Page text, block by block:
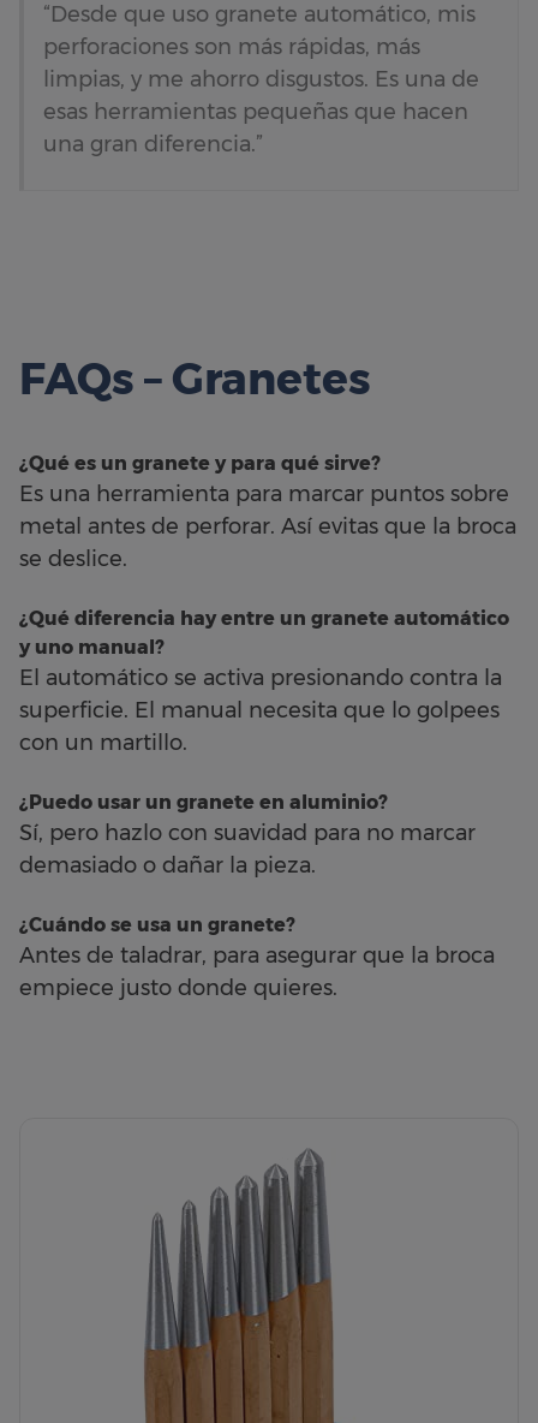
“Desde que uso granete automático, mis
perforaciones son más rápidas, más
limpias, y me ahorro disgustos. Es una de
esas herramientas pequeñas que hacen
una gran diferencia.”
FAQs – Granetes
¿Qué es un granete y para qué sirve?
Es una herramienta para marcar puntos sobre
metal antes de perforar. Así evitas que la broca
se deslice.
¿Qué diferencia hay entre un granete automático
y uno manual?
El automático se activa presionando contra la
superficie. El manual necesita que lo golpees
con un martillo.
¿Puedo usar un granete en aluminio?
Sí, pero hazlo con suavidad para no marcar
demasiado o dañar la pieza.
¿Cuándo se usa un granete?
Antes de taladrar, para asegurar que la broca
empiece justo donde quieres.